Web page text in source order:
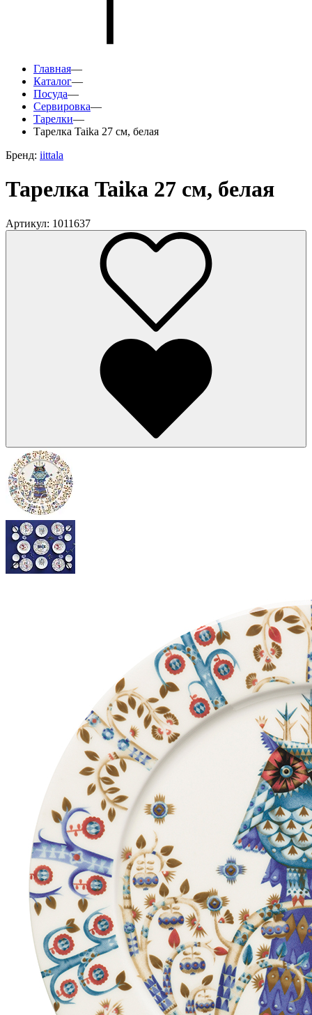
Главная—
Каталог—
Посуда—
Сервировка—
Тарелки—
Тарелка Taika 27 см, белая
Бренд: iittala
Тарелка Taika 27 см, белая
Артикул: 1011637